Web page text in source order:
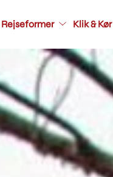
Rejseformer Klik & Kør